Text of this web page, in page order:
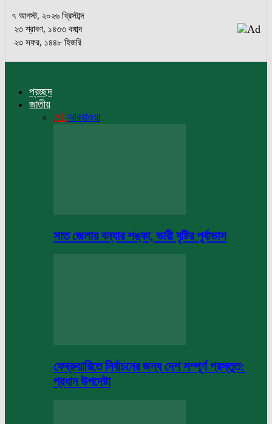
৭ আগস্ট, ২০২৬ খ্রিস্টাব্দ
২৩ শ্রাবণ, ১৪৩৩ বঙ্গাব্দ
২৩ সফর, ১৪৪৮ হিজরি
প্রচ্ছদ
জাতীয়
Allআবহাওয়া
সাত জেলায় বন্যার শঙ্কা, ভারী বৃষ্টির পূর্বাভাস
ফেব্রুয়ারিতে নির্বাচনের জন্য দেশ সম্পূর্ণ প্রস্তুত:
প্রধান উপদেষ্টা